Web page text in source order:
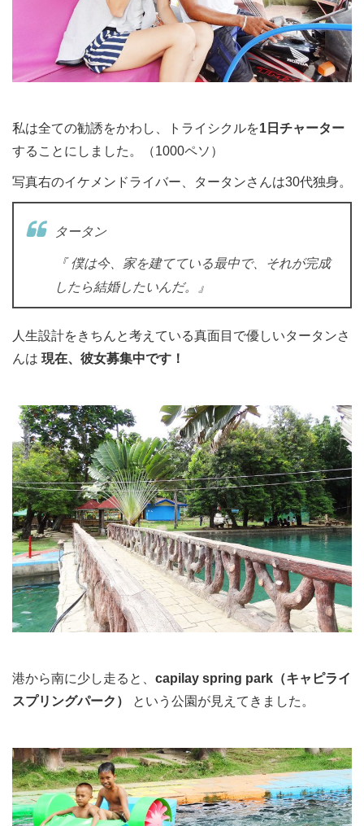
私は全ての勧誘をかわし、トライシクルを1日チャーター
することにしました。（1000ペソ ）
写真右のイケメンドライバー、タータンさんは30代独身。
タータン
『 僕は今、家を建てている最中で、それが完成
したら結婚したいんだ。』
人生設計をきちんと考えている真面目で優しいタータンさ
んは 現在、 彼女募集中です！
港から南に少し走ると、 capilay spring park（キャピライ
スプリングパーク）
という公園が見えてきました。